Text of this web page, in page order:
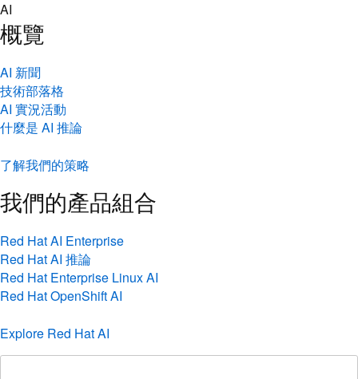
Skip to content
AI
概覽
AI 新聞
技術部落格
AI 實況活動
什麼是 AI 推論
了解我們的策略
我們的產品組合
Red Hat AI Enterprise
Red Hat AI 推論
Red Hat Enterprise Linux AI
Red Hat OpenShift AI
Explore Red Hat AI